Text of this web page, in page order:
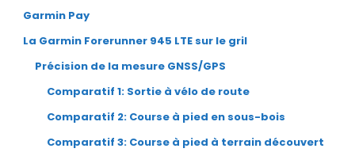
Garmin Pay
La Garmin Forerunner 945 LTE sur le gril
Précision de la mesure GNSS/GPS
Comparatif 1: Sortie à vélo de route
Comparatif 2: Course à pied en sous-bois
Comparatif 3: Course à pied à terrain découvert